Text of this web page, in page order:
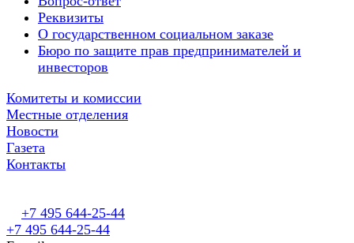
Реквизиты
О государственном социальном заказе
Бюро по защите прав предпринимателей и
инвесторов
Комитеты и комиссии
Местные отделения
Новости
Газета
Контакты
+7 495 644-25-44
+7 495 644-25-44